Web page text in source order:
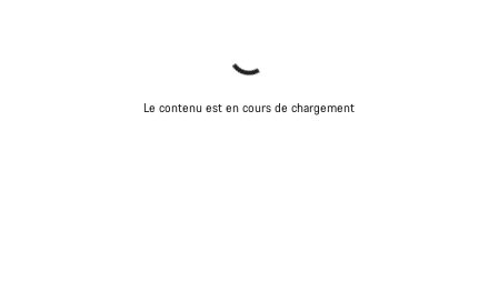
Le contenu est en cours de chargement